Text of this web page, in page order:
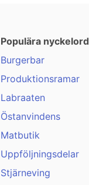
Populära nyckelord
Burgerbar
Produktionsramar
Labraaten
Östanvindens
Matbutik
Uppföljningsdelar
Stjärneving